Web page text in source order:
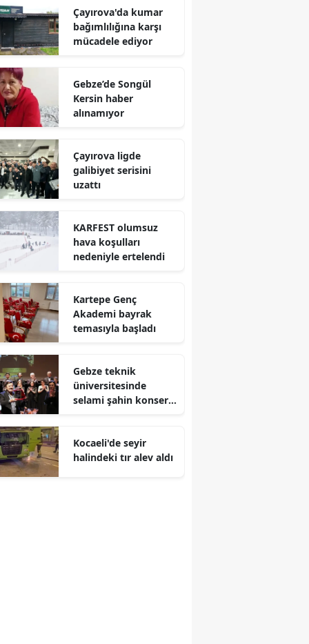
Isparta
Mersin
İzmir
Kastamonu
Kayseri
Kırşehir
Konya
Kütahya
Manisa
Mardin
Çayırova'da kumar
bağımlılığına karşı
mücadele ediyor
Gebze’de Songül
Kersin haber
alınamıyor
Çayırova ligde
galibiyet serisini
uzattı
KARFEST olumsuz
hava koşulları
nedeniyle ertelendi
Kartepe Genç
Akademi bayrak
temasıyla başladı
Gebze teknik
üniversitesinde
selami şahin konseri
Kocaeli'de seyir
halindeki tır alev aldı